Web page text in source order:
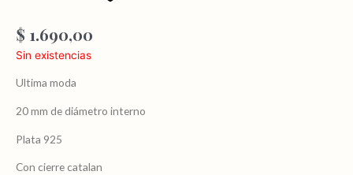
$ 1.690,00
Sin existencias
Ultima moda
20 mm de diámetro interno
Plata 925
Con cierre catalan